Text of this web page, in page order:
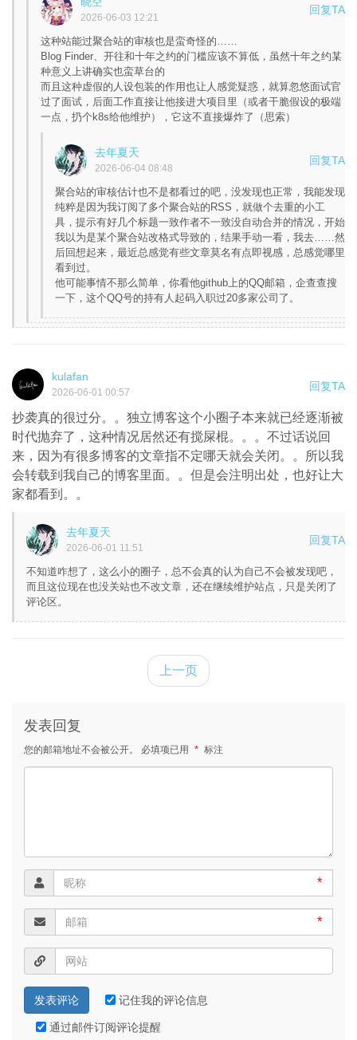
2026-06-03 12:21
回复TA
这种站能过聚合站的审核也是蛮奇怪的……
Blog Finder、开往和十年之约的门槛应该不算低，虽然十年之约某
种意义上讲确实也蛮草台的
而且这种虚假的人设包装的作用也让人感觉疑惑，就算忽悠面试官
过了面试，后面工作直接让他接进大项目里（或者干脆假设的极端
一点，扔个k8s给他维护），它这不直接爆炸了（思索）
去年夏天
2026-06-04 08:48
回复TA
聚合站的审核估计也不是都看过的吧，没发现也正常，我能发现
纯粹是因为我订阅了多个聚合站的RSS，就做个去重的小工
具，提示有好几个标题一致作者不一致没自动合并的情况，开始
我以为是某个聚合站改格式导致的，结果手动一看，我去……然
后回想起来，最近总感觉有些文章莫名有点即视感，总感觉哪里
看到过。
他可能事情不那么简单，你看他github上的QQ邮箱，企查查搜
一下，这个QQ号的持有人起码入职过20多家公司了。
kulafan
2026-06-01 00:57 回复TA
抄袭真的很过分。。独立博客这个小圈子本来就已经逐渐被
时代抛弃了，这种情况居然还有搅屎棍。。。不过话说回
来，因为有很多博客的文章指不定哪天就会关闭。。所以我
会转载到我自己的博客里面。。但是会注明出处，也好让大
家都看到。。
去年夏天
2026-06-01 11:51
回复TA
不知道咋想了，这么小的圈子，总不会真的认为自己不会被发现吧，
而且这位现在也没关站也不改文章，还在继续维护站点，只是关闭了
评论区。
上一页
发表回复
您的邮箱地址不会被公开。 必填项已用 * 标注
*
*
记住我的评论信息
通过邮件订阅评论提醒